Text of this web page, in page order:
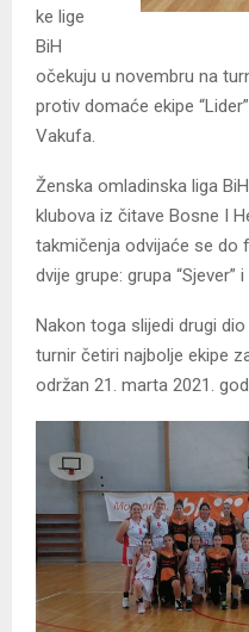
ke lige
BiH
očekuju u novembru na
protiv domaće ekipe
Vakufa.
Ženska omladinska liga
klubova iz čitave Bosne I
takmičenja odvijaće se do
dvije grupe: grupa “Sjever” i
Nakon toga slijedi drugi
turnir četiri najbolje ekipe
održan 21. marta 2021.